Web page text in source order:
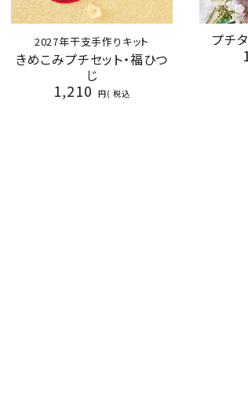
2027年干支手作りキット
きめこみプチセット・福ひつ
じ
1,210 税込
プチ